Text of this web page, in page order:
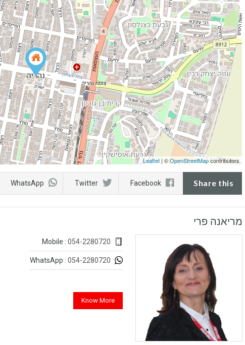
Leaflet | ©OpenStreetMapcontributors
Share this
Facebook
Twitter
WhatsApp
מריאנה פרי
054-2280720
054-2280720
Know More